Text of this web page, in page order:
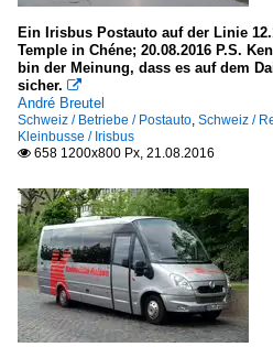
Ein Irisbus Postauto auf der Linie
Temple in Chéne; 20.08.2016 P.S.
bin der Meinung, dass es auf dem
sicher. 
André Breutel
Schweiz / Betriebe / Postauto Schweiz /
Kleinbusse / Irisbus
 658 1200x800 Px, 21.08.2016